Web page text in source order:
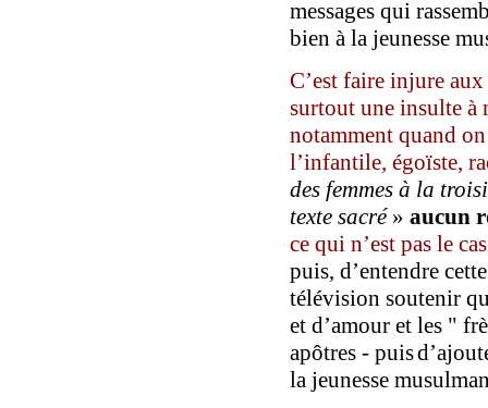
messages qui
bien à la jeunesse
C’est faire injure
surtout une insulte à
notamment quand
l’infantile, égoïste,
des femmes à la
texte sacré » aucun
ce qui n’est pas le
puis, d’entendre
télévision soutenir
et d’amour et les "
apôtres - puis
la jeunesse